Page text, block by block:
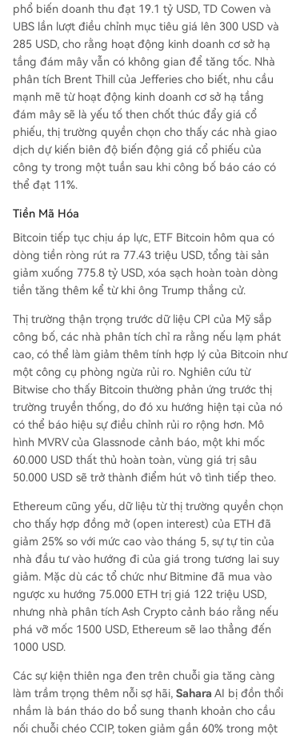
phổ biến doanh thu đạt 19.1 tỷ USD, TD Cowen và
UBS lần lượt điều chỉnh mục tiêu giá lên 300 USD và
285 USD, cho rằng hoạt động kinh doanh cơ sở hạ
tầng đám mây vẫn có không gian để tăng tốc. Nhà
phân tích Brent Thill của Jefferies cho biết, nhu cầu
mạnh mẽ từ hoạt động kinh doanh cơ sở hạ tầng
đám mây sẽ là yếu tố then chốt thúc đẩy giá cổ
phiếu, thị trường quyền chọn cho thấy các nhà giao
dịch dự kiến biên độ biến động giá cổ phiếu của
công ty trong một tuần sau khi công bố báo cáo có
thể đạt 11%.
Tiền Mã Hóa
Bitcoin tiếp tục chịu áp lực, ETF Bitcoin hôm qua có
dòng tiền ròng rút ra 77.43 triệu USD, tổng tài sản
giảm xuống 775.8 tỷ USD, xóa sạch hoàn toàn dòng
tiền tăng thêm kể từ khi ông Trump thắng cử.
Thị trường thận trọng trước dữ liệu CPI của Mỹ sắp
công bố, các nhà phân tích chỉ ra rằng nếu lạm phát
cao, có thể làm giảm thêm tính hợp lý của Bitcoin như
một công cụ phòng ngừa rủi ro. Nghiên cứu từ
Bitwise cho thấy Bitcoin thường phản ứng trước thị
trường truyền thống, do đó xu hướng hiện tại của nó
có thể báo hiệu sự điều chỉnh rủi ro rộng hơn. Mô
hình MVRV của Glassnode cảnh báo, một khi mốc
60.000 USD thất thủ hoàn toàn, vùng giá trị sâu
50.000 USD sẽ trở thành điểm hút vô tình tiếp theo.
Ethereum cũng yếu, dữ liệu từ thị trường quyền chọn
cho thấy hợp đồng mở (open interest) của ETH đã
giảm 25% so với mức cao vào tháng 5, sự tự tin của
nhà đầu tư vào hướng đi của giá trong tương lai suy
giảm. Mặc dù các tổ chức như Bitmine đã mua vào
ngược xu hướng 75.000 ETH trị giá 122 triệu USD,
nhưng nhà phân tích Ash Crypto cảnh báo rằng nếu
phá vỡ mốc 1500 USD, Ethereum sẽ lao thẳng đến
1000 USD.
Các sự kiện thiên nga đen trên chuỗi gia tăng càng
làm trầm trọng thêm nỗi sợ hãi, Sahara AI bị đồn thổi
nhầm là bán tháo do bổ sung thanh khoản cho cầu
nối chuỗi chéo CCIP, token giảm gần 60% trong một